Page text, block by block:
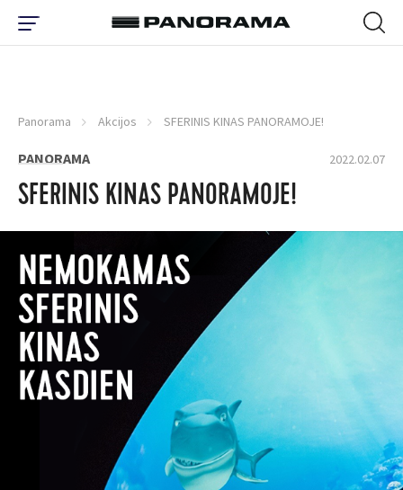
Panorama Akcijos SFERINIS KINAS PANORAMOJE!
PANORAMA 2022.02.07
SFERINIS KINAS PANORAMOJE!